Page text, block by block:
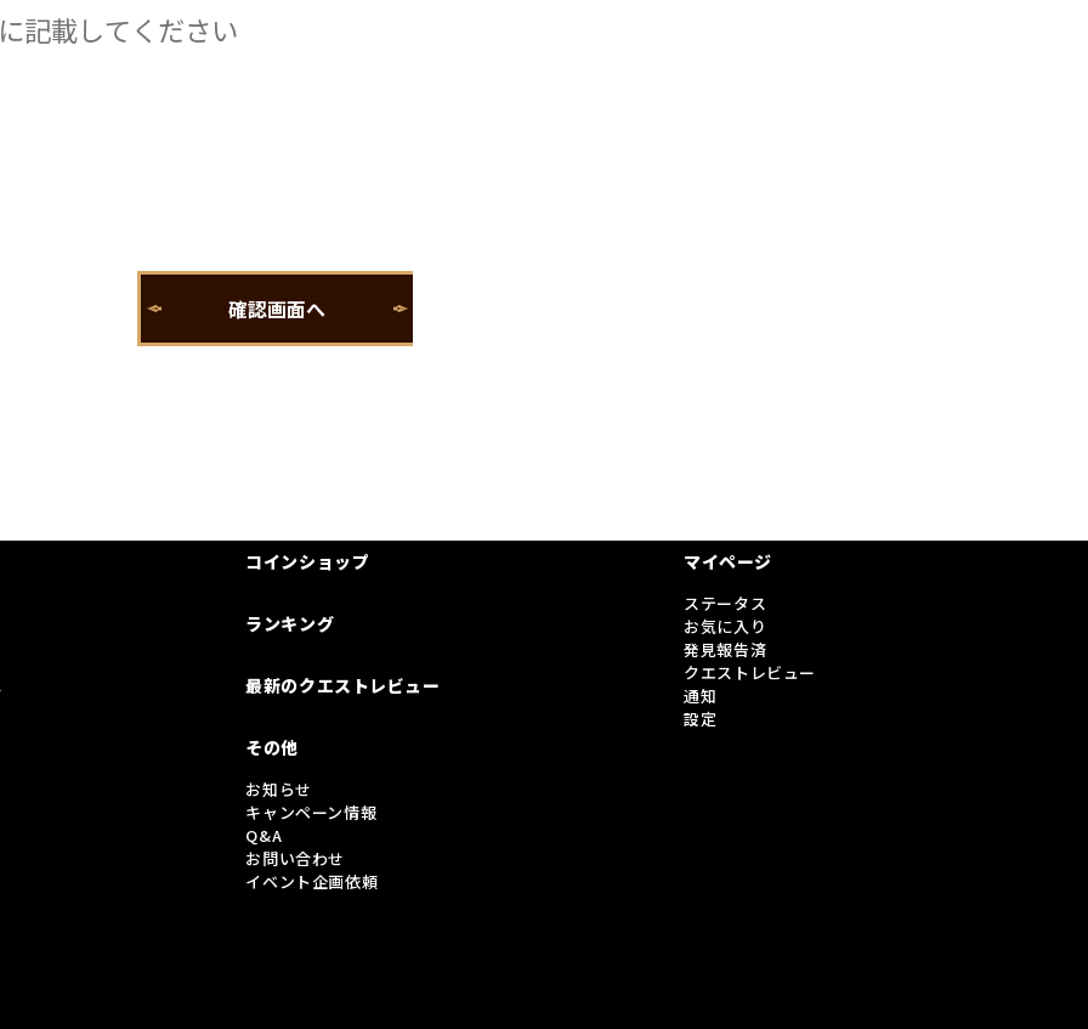
コインショップ
ランキング
最新のクエストレビュー
その他
お知らせ
キャンペーン情報
Q&A
お問い合わせ
イベント企画依頼
マイページ
ステータス
お気に入り
発見報告済
クエストレビュー
通知
設定